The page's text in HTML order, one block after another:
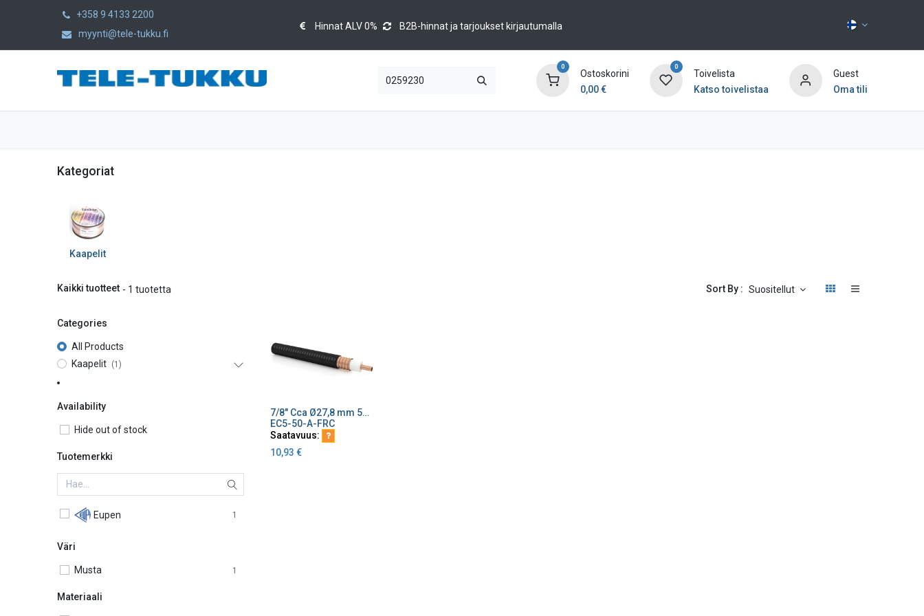
+358 9 4133 2200
myynti@tele-tukku.fi
Hinnat ALV 0% B2B-hinnat ja tarjoukset kirjautumalla
0
Ostoskorini
0,00€
0
Toivelista
Katso toivelistaa
Guest
Oma tili
Kategoriat
Kaapelit
Kaikki tuotteet - 1 tuotetta Sort By : Suositellut
Categories
All Products
Kaapelit
(1)
Availability
Hide out of stock
Tuotemerkki
Eupen 1
Väri
Musta 1
Materiaali
Lisää ostoskoriin7/8" Cca Ø27,8 mm 50 ohm 5228-HLFRC musta
EC5-50-A-FRC
Saatavuus:
10,93 €